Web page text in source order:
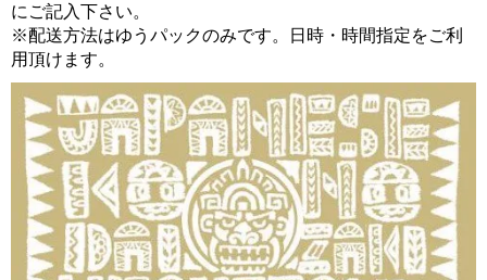
にご記入下さい。
※配送方法はゆうパックのみです。日時・時間指定をご利
用頂けます。